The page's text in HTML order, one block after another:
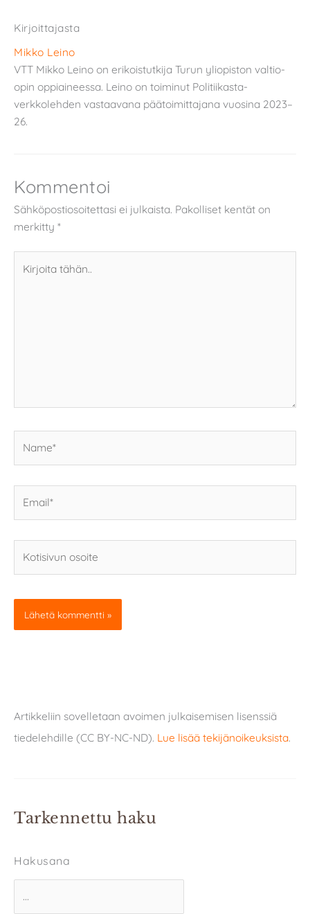
Kirjoittajasta
Mikko Leino
VTT Mikko Leino on erikoistutkija Turun yliopiston valtio-
opin oppiaineessa. Leino on toiminut Politiikasta-
verkkolehden vastaavana päätoimittajana vuosina 2023–
26.
Kommentoi
Sähköpostiosoitettasi ei julkaista. Pakolliset kentät on
merkitty *
tähän..
osoite
Artikkeliin sovelletaan avoimen julkaisemisen lisenssiä
tiedelehdille (CC BY-NC-ND). Lue lisää tekijänoikeuksista.
Tarkennettu haku
Hakusana